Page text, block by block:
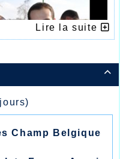

Champ Belgique
QUELQUES
Lire la suite